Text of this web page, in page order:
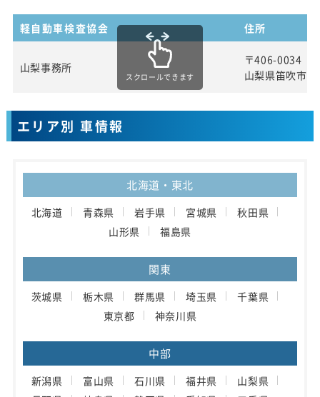
軽自動車検査協会 住所
山梨事務所
〒406-0034
山梨県笛吹市
スクロールできます
エリア別 車情報
北海道・東北
北海道 青森県 岩手県 宮城県
秋田県
山形県
福島県
関東
茨城県 栃木県 群馬県 埼玉県
千葉県
東京都
神奈川県
中部
新潟県 富山県 石川県 福井県
山梨県